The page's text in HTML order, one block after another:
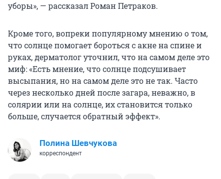
уборы», — рассказал Роман Петраков.
Кроме того, вопреки популярному мнению о том,
что солнце помогает бороться с акне на спине и
руках, дерматолог уточнил, что на самом деле это
миф: «Есть мнение, что солнце подсушивает
высыпания, но на самом деле это не так. Часто
через несколько дней после загара, неважно, в
солярии или на солнце, их становится только
больше, случается обратный эффект».
Полина Шевчукова
корреспондент